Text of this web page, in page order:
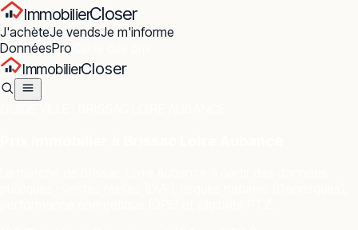
ImmobilierCloser
J'achèteJe vendsJe m'informe
DonnéesPro
ImmobilierCloser